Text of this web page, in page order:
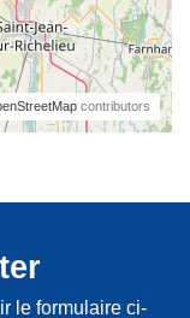
contributors
le formulaire ci-